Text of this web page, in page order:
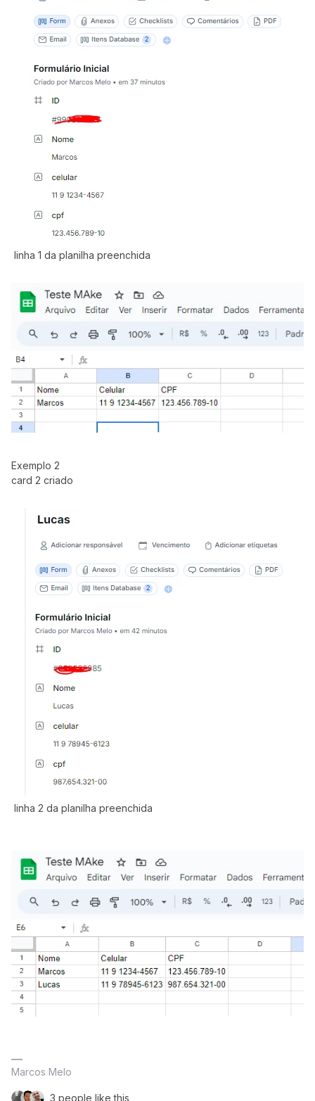
linha 1 da planilha preenchida
Exemplo 2
card 2 criado
linha 2 da planilha preenchida
Marcos Melo
3 people like this